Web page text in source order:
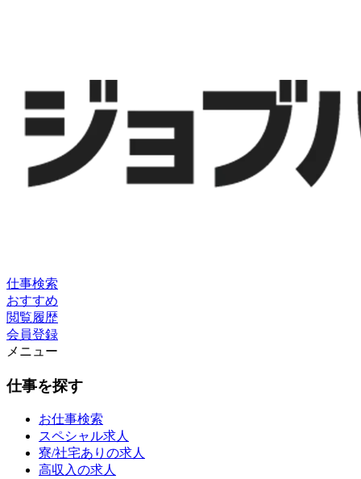
仕事検索
おすすめ
閲覧履歴
会員登録
メニュー
仕事を探す
お仕事検索
スペシャル求人
寮/社宅ありの求人
高収入の求人